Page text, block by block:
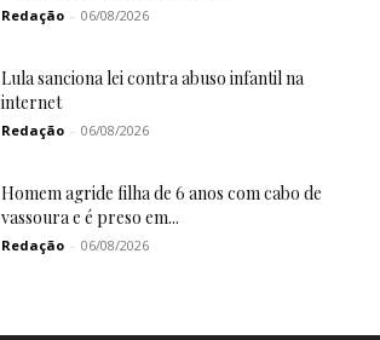
Redação - 06/08/2026
Lula sanciona lei contra abuso infantil na
internet
Redação - 06/08/2026
Homem agride filha de 6 anos com cabo de
vassoura e é preso em...
Redação - 06/08/2026